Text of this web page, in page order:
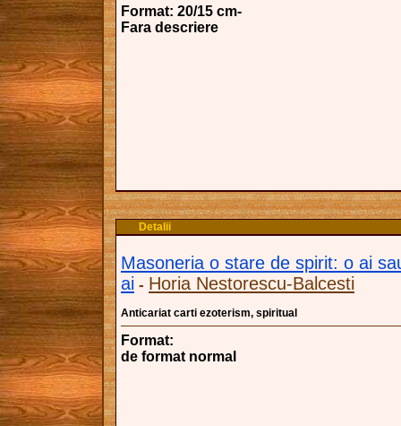
Format: 20/15 cm-
Fara descriere
Detalii
Masoneria o stare de spirit: o ai
ai - Horia Nestorescu-Balcesti
Anticariat carti ezoterism, spiritual
Format:
de format normal